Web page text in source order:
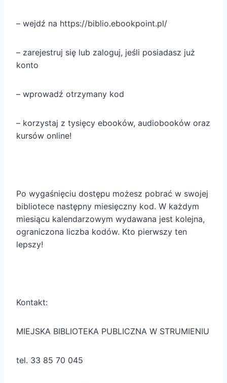
– wejdź na https://biblio.ebookpoint.pl/
– zarejestruj się lub zaloguj, jeśli posiadasz już
konto
– wprowadź otrzymany kod
– korzystaj z tysięcy ebooków, audiobooków oraz
kursów online!
Po wygaśnięciu dostępu możesz pobrać w swojej
bibliotece następny miesięczny kod. W każdym
miesiącu kalendarzowym wydawana jest kolejna,
ograniczona liczba kodów. Kto pierwszy ten
lepszy!
Kontakt:
MIEJSKA BIBLIOTEKA PUBLICZNA W STRUMIENIU
tel. 33 85 70 045